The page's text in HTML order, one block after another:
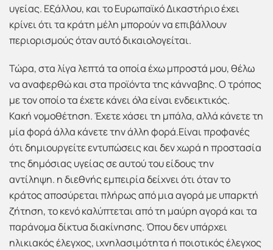
υγείας. Εξάλλου, και το Ευρωπαϊκό Δικαστήριο έχει
κρίνει ότι τα κράτη μέλη μπορούν να επιβάλλουν
περιορισμούς όταν αυτό δικαιολογείται.
Τώρα, στα λίγα λεπτά τα οποία έχω μπροστά μου, θέλω
να αναφερθώ και στα προϊόντα της κάνναβης. Ο τρόπος
με τον οποίο τα έχετε κάνει όλα είναι ενδεικτικός.
Κακή νομοθέτηση. Έχετε χάσει τη μπάλα, αλλά κάνετε τη
μία φορά άλλα κάνετε την άλλη φορά.Είναι προφανές
ότι δημιουργείτε εντυπώσεις και δεν χωρά η προστασία
της δημόσιας υγείας σε αυτού του είδους την
αντίληψη. η διεθνής εμπειρία δείχνει ότι όταν το
κράτος αποσύρεται πλήρως από μια αγορά με υπαρκτή
ζήτηση, το κενό καλύπτεται από τη μαύρη αγορά και τα
παράνομα δίκτυα διακίνησης. Όπου δεν υπάρχει
ηλικιακός έλεγχος, ιχνηλασιμότητα ή ποιοτικός έλεγχος